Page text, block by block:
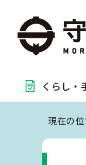
くらし・
現在の位